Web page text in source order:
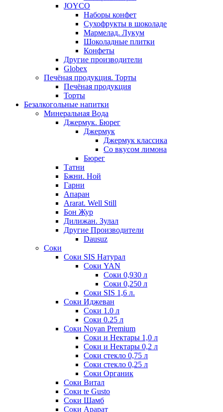
JOYCO
Наборы конфет
Сухофрукты в шоколаде
Мармелад. Лукум
Шоколадные плитки
Конфеты
Другие производители
Globex
Печёная продукция. Торты
Печёная продукция
Торты
Безалкогольные напитки
Минеральная Вода
Джермук. Бюрег
Джермук
Джермук классика
Со вкусом лимона
Бюрег
Татни
Бжни. Ной
Гарни
Апаран
Ararat. Well Still
Бон Жур
Дилижан. Зулал
Другие Производители
Dausuz
Соки
Соки SIS Натурал
Соки YAN
Соки 0,930 л
Соки 0,250 л
Соки SIS 1,6 л.
Соки Иджеван
Соки 1.0 л
Соки 0.25 л
Соки Noyan Premium
Соки и Нектары 1,0 л
Соки и Нектары 0,2 л
Соки стекло 0,75 л
Соки стекло 0,25 л
Соки Органик
Соки Витал
Соки te Gusto
Соки Шамб
Соки Арарат